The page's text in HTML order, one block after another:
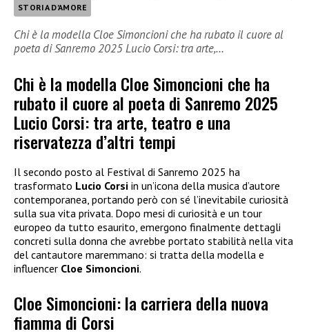
STORIA D'AMORE
Chi è la modella Cloe Simoncioni che ha rubato il cuore al
poeta di Sanremo 2025 Lucio Corsi: tra arte,…
Chi è la modella Cloe Simoncioni che ha
rubato il cuore al poeta di Sanremo 2025
Lucio Corsi: tra arte, teatro e una
riservatezza d’altri tempi
Il secondo posto al Festival di Sanremo 2025 ha
trasformato Lucio Corsi in un’icona della musica d’autore
contemporanea, portando però con sé l’inevitabile curiosità
sulla sua vita privata. Dopo mesi di curiosità e un tour
europeo da tutto esaurito, emergono finalmente dettagli
concreti sulla donna che avrebbe portato stabilità nella vita
del cantautore maremmano: si tratta della modella e
influencer Cloe Simoncioni.
Cloe Simoncioni: la carriera della nuova
fiamma di Corsi